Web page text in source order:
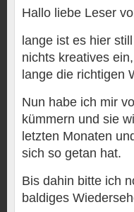
Hallo liebe Leser
lange ist es hier
nichts kreatives
lange die richtigen
Nun habe ich mir
kümmern und sie
letzten Monaten
sich so getan hat.
Bis dahin bitte ich
baldiges